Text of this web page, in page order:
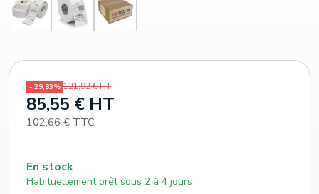
- 29,83% 121,92 € HT
85,55 € HT
102,66 € TTC
En stock
Habituellement prêt sous 2 à 4 jours